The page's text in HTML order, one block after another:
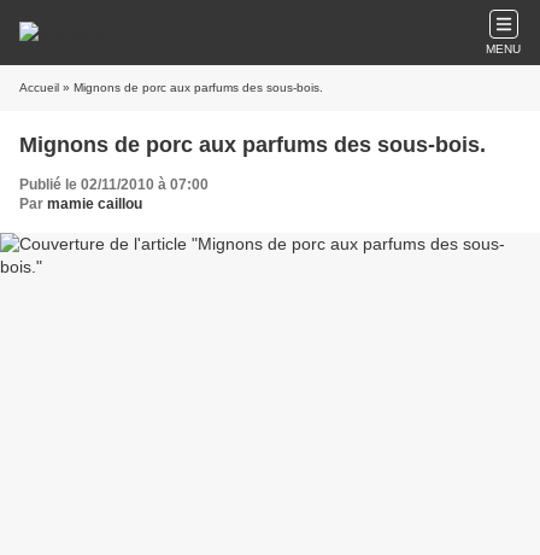
MENU
Accueil » Mignons de porc aux parfums des sous-bois.
Mignons de porc aux parfums des sous-bois.
Publié le 02/11/2010 à 07:00
Par mamie caillou